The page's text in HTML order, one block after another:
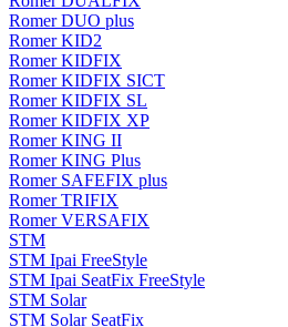
Romer DUO plus
Romer KID2
Romer KIDFIX
Romer KIDFIX SICT
Romer KIDFIX SL
Romer KIDFIX XP
Romer KING II
Romer KING Plus
Romer SAFEFIX plus
Romer TRIFIX
Romer VERSAFIX
STM
STM Ipai FreeStyle
STM Ipai SeatFix FreeStyle
STM Solar
STM Solar SeatFix